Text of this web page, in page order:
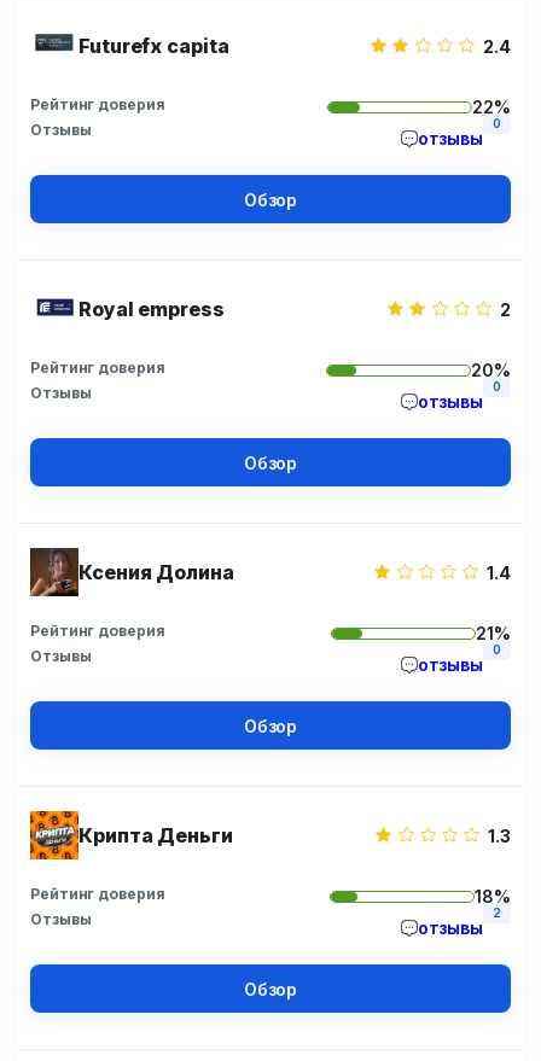
Futurefx capita 2.4
Рейтинг доверия 22%
Отзывы отзывы
0
Обзор
Royal empress 2
Рейтинг доверия 20%
Отзывы отзывы
0
Обзор
Ксения Долина 1.4
Рейтинг доверия 21%
Отзывы отзывы
0
Обзор
Крипта Деньги 1.3
Рейтинг доверия 18%
Отзывы отзывы
2
Обзор